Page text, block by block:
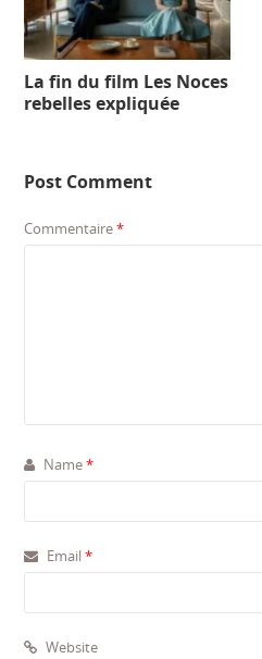
La fin du film Les Noces
rebelles expliquée
Post Comment
Commentaire*
Name*
Email*
Website